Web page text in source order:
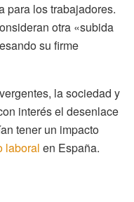
para los trabajadores.
otra «subida
su firme
la sociedad y
interés el desenlace
tener un impacto
laboral en España.